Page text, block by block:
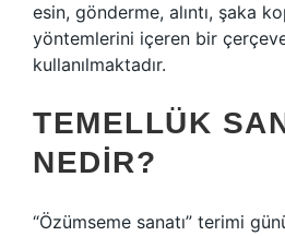
esin, gönderme, alıntı, şaka
yöntemlerini içeren bir
kullanılmaktadır.
TEMELLÜK
NEDIR?
“Özümseme sanatı” terimi